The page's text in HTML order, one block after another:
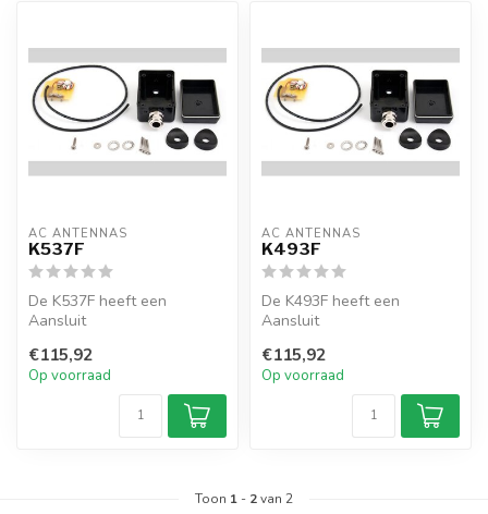
AC ANTENNAS
K537F
De K537F heeft een
Aansluit
KUM803, KUM850, KUM903
en K...
€115,92
Op voorraad
AC ANTENNAS
K493F
De K493F heeft een
Aansluit
KUM48X, KUM60X en
KUM7XX, v...
€115,92
Op voorraad
Toon 1 - 2van 2